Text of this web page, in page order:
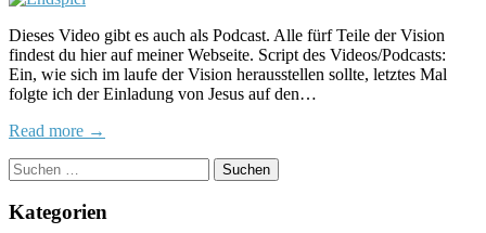
Tal
Dieses Video gibt es auch als Podcast. Alle fürf Teile der Vision
findest du hier auf meiner Webseite. Script des Videos/Podcasts:
Ein, wie sich im laufe der Vision herausstellen sollte, letztes Mal
folgte ich der Einladung von Jesus auf den…
Read more →
Suchen
nach:
Kategorien